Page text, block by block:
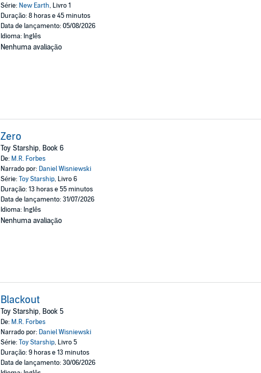
Série: New Earth, Livro 1
Duração: 8 horas e 45 minutos
Data de lançamento: 05/08/2026
Idioma: Inglês
Nenhuma avaliação
Zero
Toy Starship, Book 6
De: M.R. Forbes
Narrado por: Daniel Wisniewski
Série:Toy Starship, Livro 6
Duração: 13 horas e 55 minutos
Data de lançamento: 31/07/2026
Idioma: Inglês
Nenhuma avaliação
Blackout
Toy Starship, Book 5
De: M.R. Forbes
Narrado por: Daniel Wisniewski
Série:Toy Starship, Livro 5
Duração: 9 horas e 13 minutos
Data de lançamento: 30/06/2026